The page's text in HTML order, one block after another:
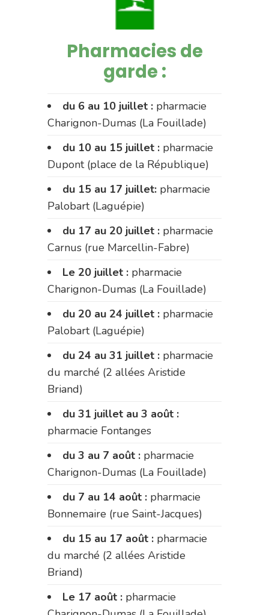
Pharmacies de
garde :
du 6 au 10 juillet : pharmacie
Charignon-Dumas (La Fouillade)
du 10 au 15 juillet : pharmacie
Dupont (place de la République)
du 15 au 17 juillet: pharmacie
Palobart (Laguépie)
du 17 au 20 juillet : pharmacie
Carnus (rue Marcellin-Fabre)
Le 20 juillet : pharmacie
Charignon-Dumas (La Fouillade)
du 20 au 24 juillet : pharmacie
Palobart (Laguépie)
du 24 au 31 juillet : pharmacie
du marché (2 allées Aristide
Briand)
du 31 juillet au 3 août :
pharmacie Fontanges
du 3 au 7 août : pharmacie
Charignon-Dumas (La Fouillade)
du 7 au 14 août : pharmacie
Bonnemaire (rue Saint-Jacques)
du 15 au 17 août : pharmacie
du marché (2 allées Aristide
Briand)
Le 17 août : pharmacie